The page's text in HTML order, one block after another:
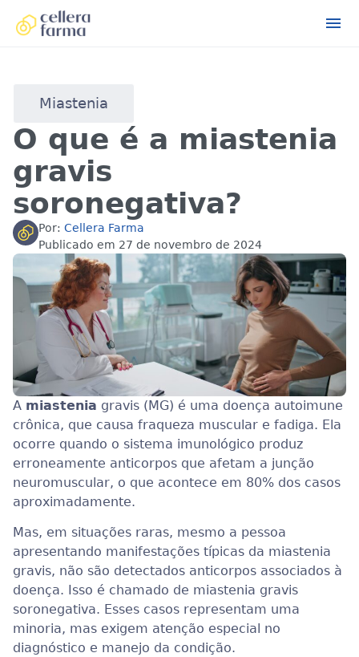
Miastenia
O que é a miastenia
gravis
soronegativa?
Por: Cellera Farma
Publicado em 27 de novembro de 2024
A miastenia gravis (MG) é uma doença autoimune
crônica, que causa fraqueza muscular e fadiga. Ela
ocorre quando o sistema imunológico produz
erroneamente anticorpos que afetam a junção
neuromuscular, o que acontece em 80% dos casos
aproximadamente.
Mas, em situações raras, mesmo a pessoa
apresentando manifestações típicas da miastenia
gravis, não são detectados anticorpos associados à
doença. Isso é chamado de miastenia gravis
soronegativa. Esses casos representam uma
minoria, mas exigem atenção especial no
diagnóstico e manejo da condição.